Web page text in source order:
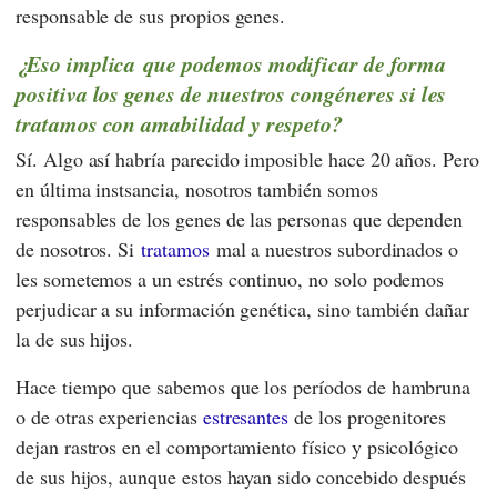
responsable de sus propios genes.
¿Eso implica que podemos modificar de forma
positiva los genes de nuestros congéneres si les
tratamos con amabilidad y respeto?
Sí. Algo así habría parecido imposible hace 20 años. Pero
en última instsancia, nosotros también somos
responsables de los genes de las personas que dependen
de nosotros. Sitratamosmal a nuestros subordinados o
les sometemos a un estrés continuo, no solo podemos
perjudicar a su información genética, sino también dañar
la de sus hijos.
Hace tiempo que sabemos que los períodos de hambruna
o de otras experiencias estresantes de los progenitores
dejan rastros en el comportamiento físico y psicológico
de sus hijos, aunque estos hayan sido concebido después